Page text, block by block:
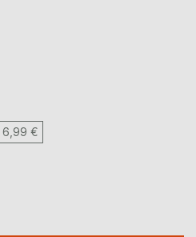
6,99 €